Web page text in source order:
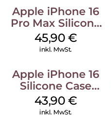
Apple iPhone 16
Pro Max Silicone
Case MagSafe
Ultramarine
45,90 €
inkl. MwSt.
Apple iPhone 16
Silicone Case
MagSafe Plum
43,90 €
inkl. MwSt.